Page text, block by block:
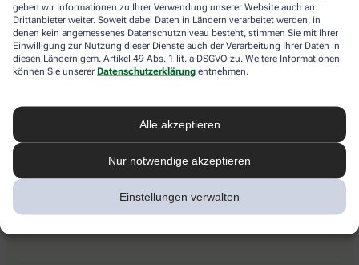
geben wir Informationen zu Ihrer Verwendung unserer Website auch an
Drittanbieter weiter. Soweit dabei Daten in Ländern verarbeitet werden, in
denen kein angemessenes Datenschutzniveau besteht, stimmen Sie mit Ihrer
Einwilligung zur Nutzung dieser Dienste auch der Verarbeitung Ihrer Daten in
diesen Ländern gem. Artikel 49 Abs. 1 lit. a DSGVO zu. Weitere Informationen
können Sie unserer Datenschutzerklärung entnehmen.
Alle akzeptieren
Nur notwendige akzeptieren
Einstellungen verwalten
Abholung in der Apotheke
Botendienstlieferung
apotheke.com Informationen
Newsletter
Barrierefreiheitserklärung